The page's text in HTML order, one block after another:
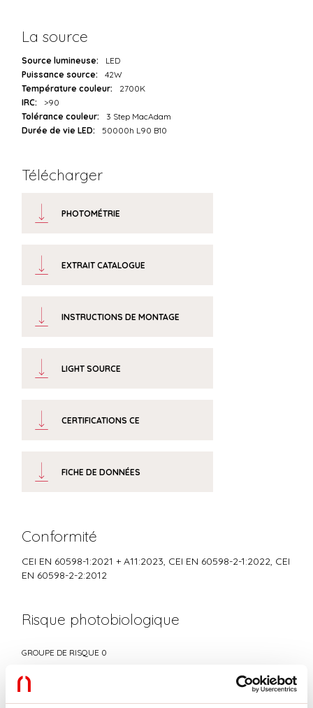
La source
Source lumineuse:
LED
Puissance source:
42W
Température couleur:
2700K
IRC:
>90
Tolérance couleur:
3 Step MacAdam
Durée de vie LED:
50000h L90 B10
Télécharger
PHOTOMÉTRIE
EXTRAIT CATALOGUE
INSTRUCTIONS DE MONTAGE
LIGHT SOURCE
CERTIFICATIONS CE
FICHE DE DONNÉES
Conformité
CEI EN 60598-1:2021 + A11:2023, CEI EN 60598-2-1:2022, CEI
EN 60598-2-2:2012
Risque photobiologique
GROUPE DE RISQUE 0
Équipement certifié dans le GROUPE SANS RISQUE, selon la norme IEC